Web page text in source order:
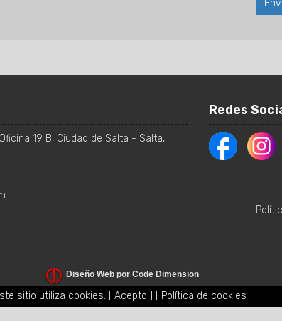
sitio utiliza cookies. [ Acepto ] [ Política de cookies ]
19 B, Ciudad de Salta - Salta,
Redes
Diseño Web por Code Dimension